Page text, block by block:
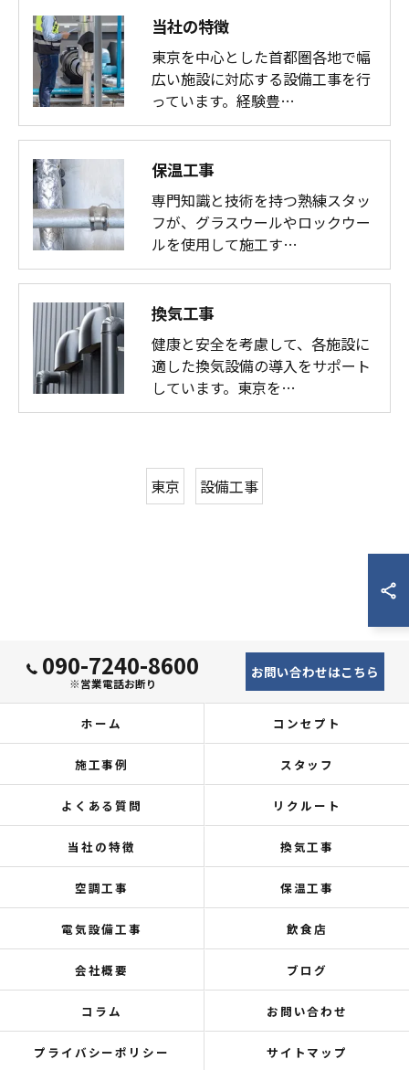
当社の特徴
東京を中心とした首都圏各地で幅
広い施設に対応する設備工事を行
っています。経験豊…
保温工事
専門知識と技術を持つ熟練スタッ
フが、グラスウールやロックウー
ルを使用して施工す…
換気工事
健康と安全を考慮して、各施設に
適した換気設備の導入をサポート
しています。東京を…
東京 設備工事
090-7240-8600
※営業電話お断り
お問い合わせはこちら
ホーム コンセプト
施工事例 スタッフ
よくある質問 リクルート
当社の特徴 換気工事
空調工事 保温工事
電気設備工事 飲食店
会社概要 ブログ
コラム お問い合わせ
プライバシーポリシー サイトマップ